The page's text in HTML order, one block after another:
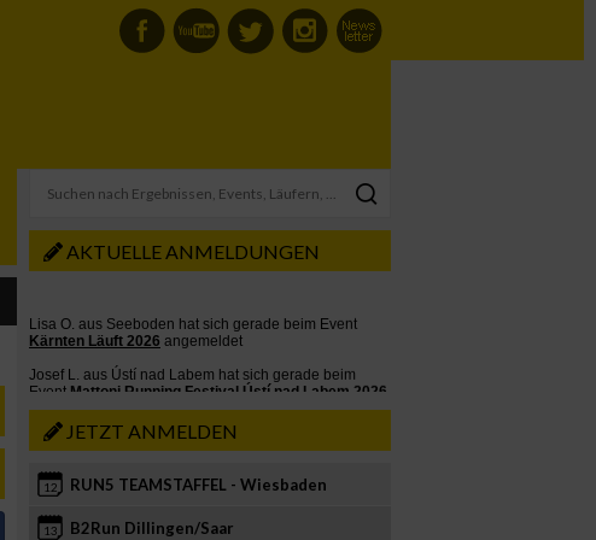
AKTUELLE ANMELDUNGEN
JETZT ANMELDEN
12 RUN5 TEAMSTAFFEL - Wiesbaden
13 B2Run Dillingen/Saar